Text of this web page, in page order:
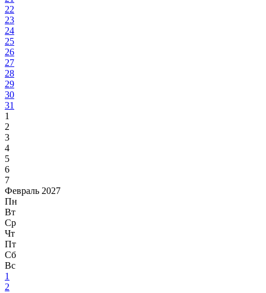
22
23
24
25
26
27
28
29
30
31
1
2
3
4
5
6
7
Февраль 2027
Пн
Вт
Ср
Чт
Пт
Сб
Вс
1
2